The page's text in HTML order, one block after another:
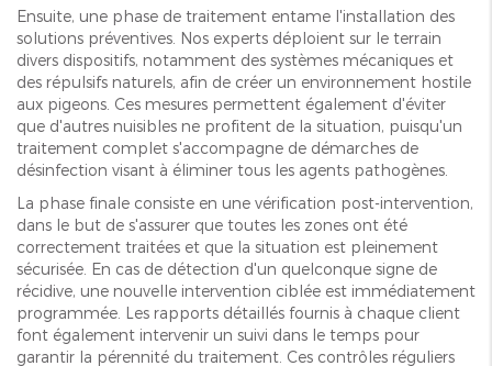
Ensuite, une phase de traitement entame l'installation des
solutions préventives. Nos experts déploient sur le terrain
divers dispositifs, notamment des systèmes mécaniques et
des répulsifs naturels, afin de créer un environnement hostile
aux pigeons. Ces mesures permettent également d'éviter
que d'autres nuisibles ne profitent de la situation, puisqu'un
traitement complet s'accompagne de démarches de
désinfection visant à éliminer tous les agents pathogènes.
La phase finale consiste en une vérification post-intervention,
dans le but de s'assurer que toutes les zones ont été
correctement traitées et que la situation est pleinement
sécurisée. En cas de détection d'un quelconque signe de
récidive, une nouvelle intervention ciblée est immédiatement
programmée. Les rapports détaillés fournis à chaque client
font également intervenir un suivi dans le temps pour
garantir la pérennité du traitement. Ces contrôles réguliers